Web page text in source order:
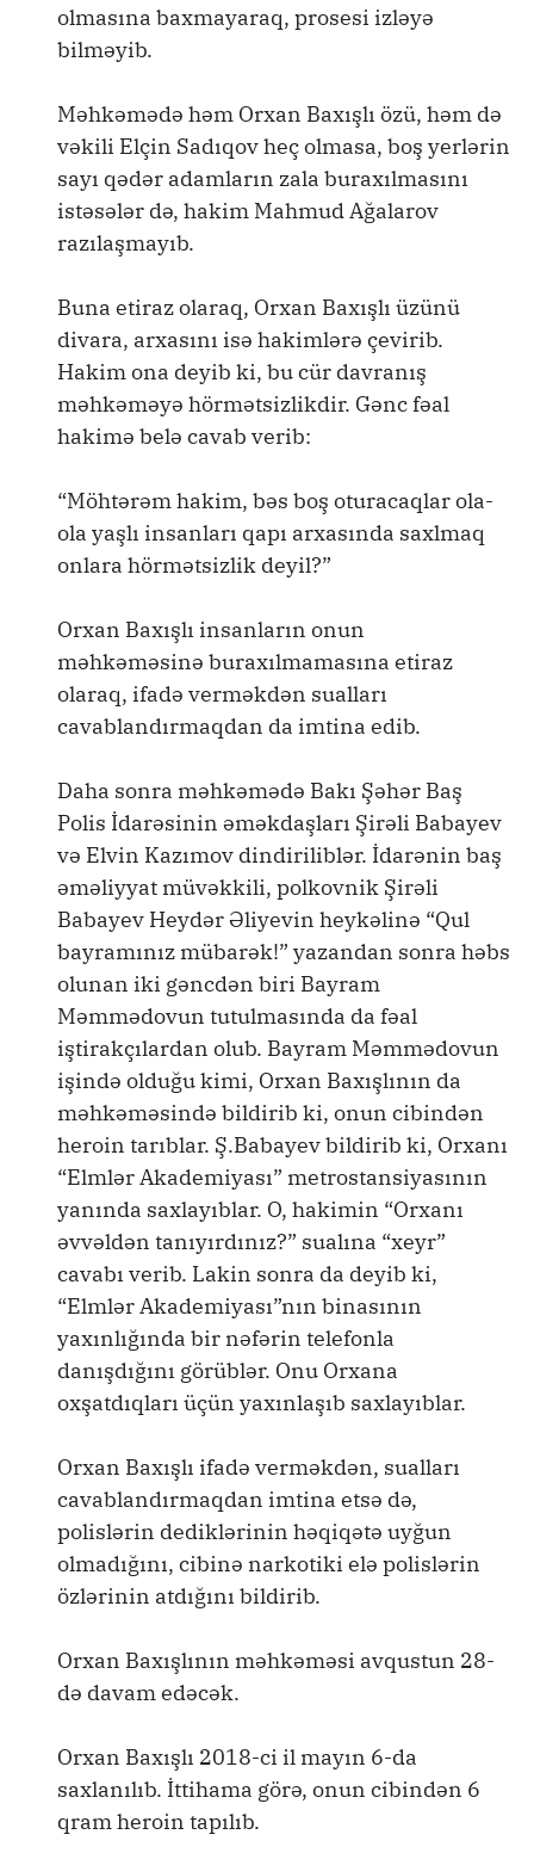
olmasına baxmayaraq, prosesi izləyə
bilməyib.
Məhkəmədə həm Orxan Baxışlı özü, həm də
vəkili Elçin Sadıqov heç olmasa, boş yerlərin
sayı qədər adamların zala buraxılmasını
istəsələr də, hakim Mahmud Ağalarov
razılaşmayıb.
Buna etiraz olaraq, Orxan Baxışlı üzünü
divara, arxasını isə hakimlərə çevirib.
Hakim ona deyib ki, bu cür davranış
məhkəməyə hörmətsizlikdir. Gənc fəal
hakimə belə cavab verib:
“Möhtərəm hakim, bəs boş oturacaqlar ola-
ola yaşlı insanları qapı arxasında saxlmaq
onlara hörmətsizlik deyil?”
Orxan Baxışlı insanların onun
məhkəməsinə buraxılmamasına etiraz
olaraq, ifadə verməkdən sualları
cavablandırmaqdan da imtina edib.
Daha sonra məhkəmədə Bakı Şəhər Baş
Polis İdarəsinin əməkdaşları Şirəli Babayev
və Elvin Kazımov dindiriliblər. İdarənin baş
əməliyyat müvəkkili, polkovnik Şirəli
Babayev Heydər Əliyevin heykəlinə “Qul
bayramınız mübarək!” yazandan sonra həbs
olunan iki gəncdən biri Bayram
Məmmədovun tutulmasında da fəal
iştirakçılardan olub. Bayram Məmmədovun
işində olduğu kimi, Orxan Baxışlının da
məhkəməsində bildirib ki, onun cibindən
heroin tarıblar. Ş.Babayev bildirib ki, Orxanı
“Elmlər Akademiyası” metrostansiyasının
yanında saxlayıblar. O, hakimin “Orxanı
əvvəldən tanıyırdınız?” sualına “xeyr”
cavabı verib. Lakin sonra da deyib ki,
“Elmlər Akademiyası”nın binasının
yaxınlığında bir nəfərin telefonla
danışdığını görüblər. Onu Orxana
oxşatdıqları üçün yaxınlaşıb saxlayıblar.
Orxan Baxışlı ifadə verməkdən, sualları
cavablandırmaqdan imtina etsə də,
polislərin dediklərinin həqiqətə uyğun
olmadığını, cibinə narkotiki elə polislərin
özlərinin atdığını bildirib.
Orxan Baxışlının məhkəməsi avqustun 28-
də davam edəcək.
Orxan Baxışlı 2018-ci il mayın 6-da
saxlanılıb. İttihama görə, onun cibindən 6
qram heroin tapılıb.